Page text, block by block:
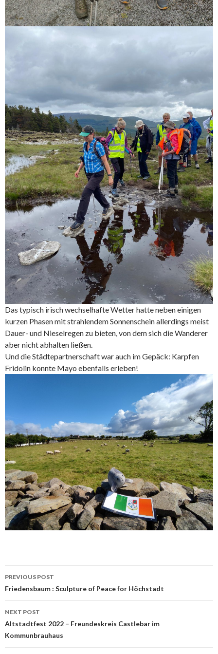
Das typisch irisch wechselhafte Wetter hatte neben einigen
kurzen Phasen mit strahlendem Sonnenschein allerdings meist
Dauer- und Nieselregen zu bieten, von dem sich die Wanderer
aber nicht abhalten ließen.
Und die Städtepartnerschaft war auch im Gepäck: Karpfen
Fridolin konnte Mayo ebenfalls erleben!
Post
navigation
PREVIOUS POST
Friedensbaum : Sculpture of Peace for Höchstadt
NEXT POST
Altstadtfest 2022 – Freundeskreis Castlebar im
Kommunbrauhaus